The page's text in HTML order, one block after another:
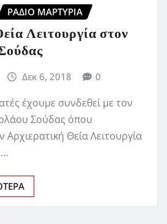
ΡΆΔΙΟ ΜΑΡΤΥΡΊΑ
Λειτουργία στον
Δεκ 6, 2018 0
έχουμε συνδεθεί με τον
Σούδας όπου
Θεία Λειτουργία